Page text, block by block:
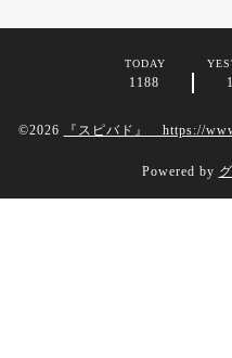
TODAY
1188
©2026 『スピバド』 https://
Powered by